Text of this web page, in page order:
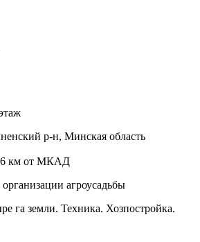
р-н, Минская область
км от МКАД
агроусадьбы
га земли. Техника. Хозпостройка.